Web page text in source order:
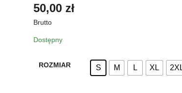
50,00 zł
Brutto
Dostępny
ROZMIAR S M L XL